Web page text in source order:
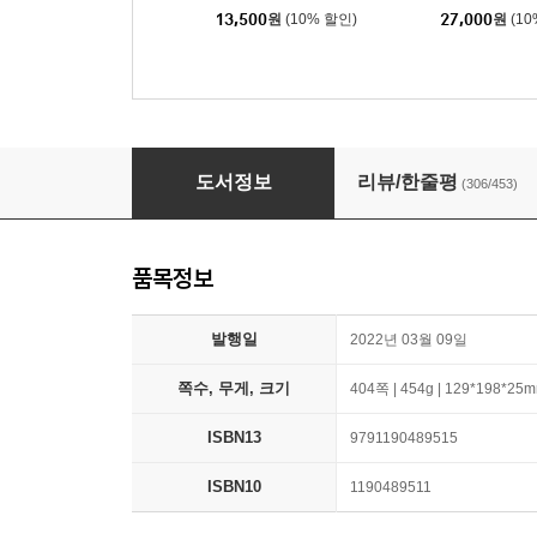
13,500원 (10% 할인) 27,000원
문어의 아홉 번째 다리
도서정보 리뷰/한줄평 (306/453)
품목정보
발행일 2022년 03월 09일
쪽수, 무게, 크기 404쪽 | 454g |
ISBN13 9791190489515
ISBN10 1190489511